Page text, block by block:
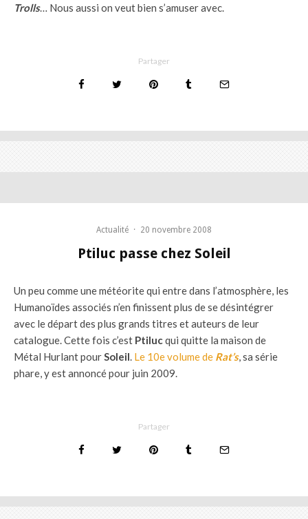
Trolls… Nous aussi on veut bien s’amuser avec.
Partager
Actualité · 20 novembre 2008
Ptiluc passe chez Soleil
Un peu comme une météorite qui entre dans l’atmosphère, les
Humanoïdes associés n’en finissent plus de se désintégrer
avec le départ des plus grands titres et auteurs de leur
catalogue. Cette fois c’est Ptilucqui quitte la maison de
Métal Hurlant pour Soleil Le 10e volume de Rat’s, sa série
phare, y est annoncé pour juin 2009.
Partager